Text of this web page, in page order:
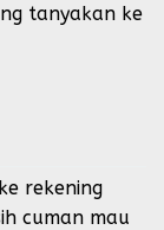
tanyakan ke
rekening
cuman mau